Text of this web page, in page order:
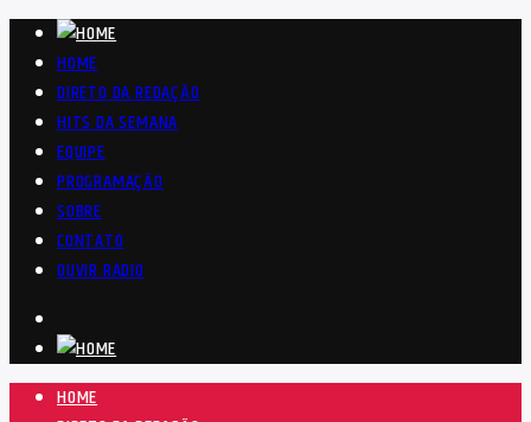
HOME
DIRETO DA REDAÇÃO
HITS DA SEMANA
EQUIPE
PROGRAMAÇÃO
SOBRE
CONTATO
OUVIR RÁDIO
HOME